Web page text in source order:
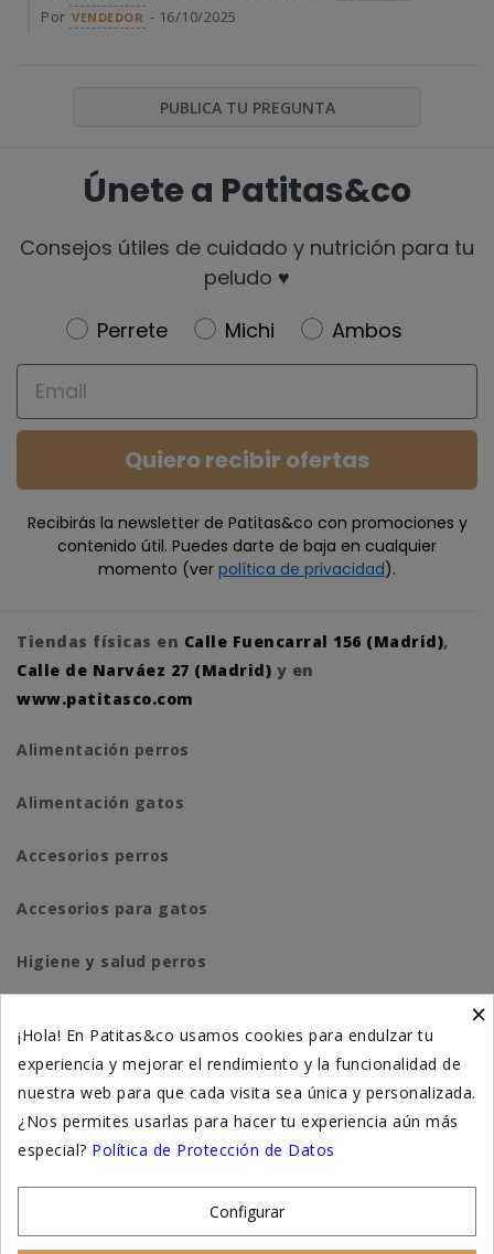
Por VENDEDOR - 16/10/2025
PUBLICA TU PREGUNTA
Únete a Patitas&co
Consejos útiles de cuidado y nutrición para tu
peludo ♥️
Newsletter
Perrete Michi
Ambos
Email
Quiero recibir ofertas
Recibirás la newsletter de Patitas&co con promociones y
contenido útil. Puedes darte de baja en cualquier
momento (ver política de privacidad).
Tiendas físicas en Calle Fuencarral 156 (Madrid),
Calle de Narváez 27 (Madrid) y en
www.patitasco.com
Alimentación perros
Alimentación gatos
Accesorios perros
Accesorios para gatos
Higiene y salud perros
Suplementación natural
Otros
×
¡Hola! En Patitas&co usamos cookies para endulzar tu
experiencia y mejorar el rendimiento y la funcionalidad de
nuestra web para que cada visita sea única y personalizada.
¿Nos permites usarlas para hacer tu experiencia aún más
especial? Política de Protección de Datos
Configurar